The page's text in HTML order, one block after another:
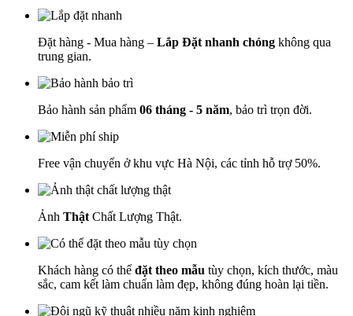
Đặt hàng - Mua hàng – Lắp Đặt nhanh chóng không qua
trung gian.
Bảo hành sản phẩm 06 tháng - 5 năm, bảo trì trọn đời.
Free vận chuyển ở khu vực Hà Nội, các tỉnh hỗ trợ 50%.
Ảnh Thật Chất Lượng Thật.
Khách hàng có thể đặt theo mẫu tùy chọn, kích thước, màu
sắc, cam kết làm chuẩn làm đẹp, không đúng hoàn lại tiền.